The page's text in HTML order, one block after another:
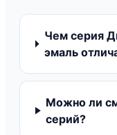
Чем серия
эмаль
Можно ли
серий?